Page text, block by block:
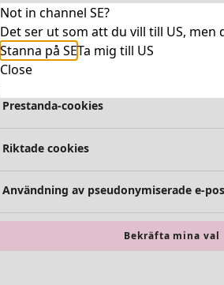
Not in channel SE?
Det ser ut som att du vill till US, men
Stanna på SETa mig till US
Close
Absolut nödvändiga cookies
Funktionella cookies
Prestanda-cookies
Riktade cookies
Användning av pseudonymiserade e-
Bekräfta mina val